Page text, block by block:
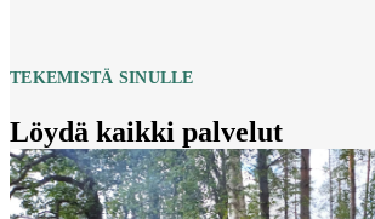
TEKEMISTÄ SINULLE
Löydä kaikki palvelut